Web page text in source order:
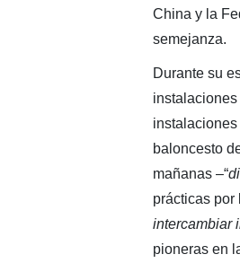
China y la
semejanza.
Durante su
instalaciones
baloncesto
mañanas –“
prácticas por
intercambiar
pioneras en